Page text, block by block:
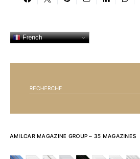
French
AMILCAR MAGAZINE GROUP – 35 MAGAZINES